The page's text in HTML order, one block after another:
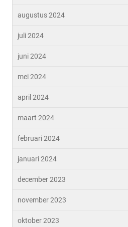
augustus 2024
juli 2024
juni 2024
mei 2024
april 2024
maart 2024
februari 2024
januari 2024
december 2023
november 2023
oktober 2023